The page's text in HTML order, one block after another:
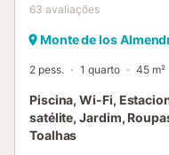
63 avaliações
Monte de los
2 pess. 1 quarto 45 m²
Piscina, Wi-Fi,
satélite, Jardim,
Toalhas